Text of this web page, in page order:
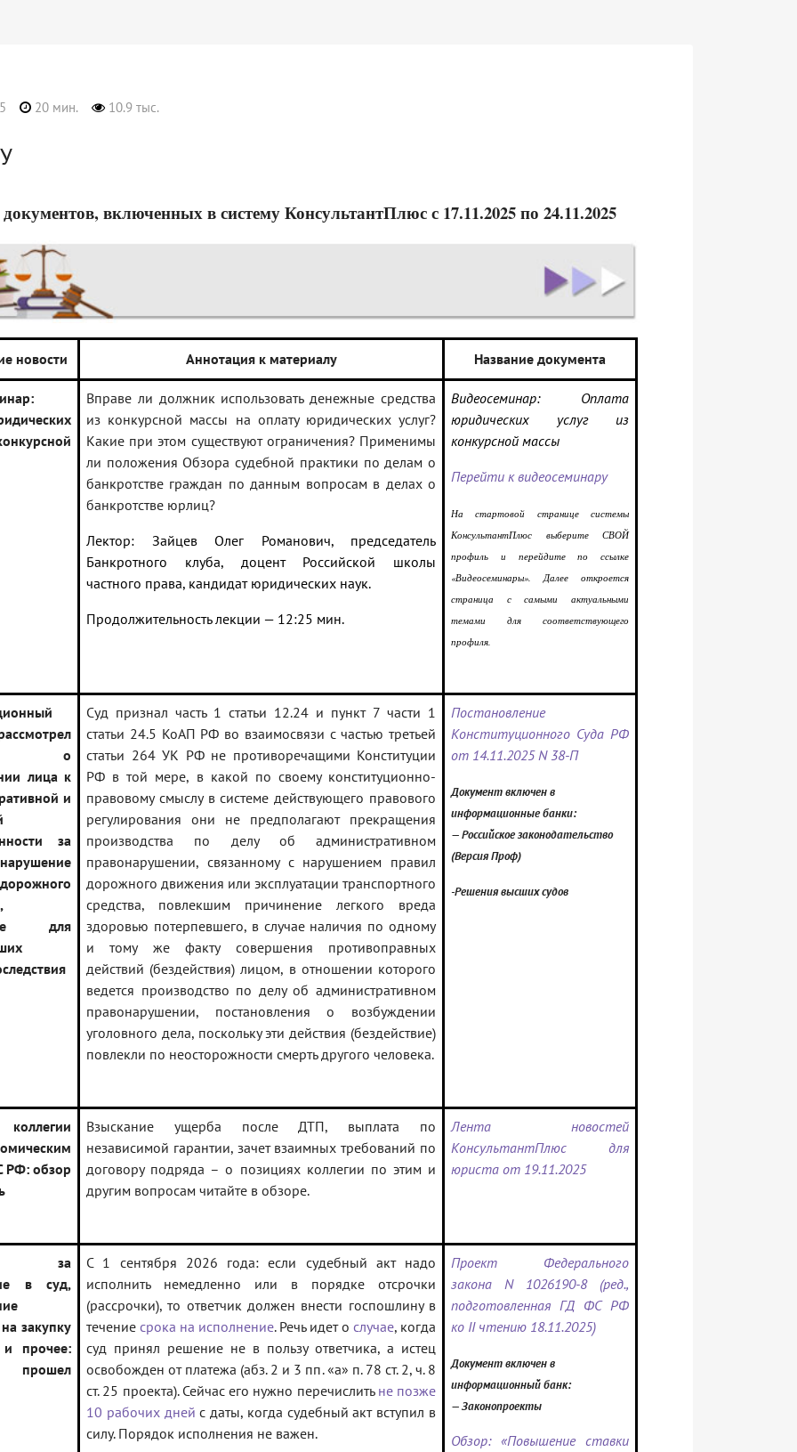
20 мин. 10.9 тыс.
включенных в систему КонсультантПлюс с 17.11.2025 по 24.11.2025
новости Аннотация к материалу Название документа
Вправе ли должник использовать денежные средства
из конкурсной массы на оплату юридических услуг?
Какие при этом существуют ограничения? Применимы
ли положения Обзора судебной практики по делам о
банкротстве граждан по данным вопросам в делах о
банкротстве юрлиц?
Лектор: Зайцев Олег Романович, председатель
Банкротного клуба, доцент Российской школы
частного права, кандидат юридических наук.
Продолжительность лекции — 12:25 мин.
Видеосеминар: Оплата
юридических услуг из
конкурсной массы
Перейти к видеосеминару
На стартовой странице системы
КонсультантПлюс выберите СВОЙ
профиль и перейдите по ссылке
«Видеосеминары». Далее откроется
страница с самыми актуальными
темами для соответствующего
профиля.
о
лица к
и
за
для
Суд признал часть 1 статьи 12.24 и пункт 7 части 1
статьи 24.5 КоАП РФ во взаимосвязи с частью третьей
статьи 264 УК РФ не противоречащими Конституции
РФ в той мере, в какой по своему конституционно-
правовому смыслу в системе действующего правового
регулирования они не предполагают прекращения
производства по делу об административном
правонарушении, связанному с нарушением правил
дорожного движения или эксплуатации транспортного
средства, повлекшим причинение легкого вреда
здоровью потерпевшего, в случае наличия по одному
и тому же факту совершения противоправных
действий (бездействия) лицом, в отношении которого
ведется производство по делу об административном
правонарушении, постановления о возбуждении
уголовного дела, поскольку эти действия (бездействие)
повлекли по неосторожности смерть другого человека.
Постановление
Конституционного Суда РФ
от 14.11.2025 N 38-П
Документ включен в
информационные банки:
— Российское законодательство
(Версия Проф)
-Решения высших судов
коллегии
РФ: обзор
Взыскание ущерба после ДТП, выплата по
независимой гарантии, зачет взаимных требований по
договору подряда – о позициях коллегии по этим и
другим вопросам читайте в обзоре.
Лента новостей
КонсультантПлюс для
юриста от 19.11.2025
за
в суд,
закупку
и прочее:
прошел
С 1 сентября 2026 года: если судебный акт надо
исполнить немедленно или в порядке отсрочки
(рассрочки), то ответчик должен внести госпошлину в
течение срока на исполнение. Речь идет о случае, когда
суд принял решение не в пользу ответчика, а истец
освобожден от платежа (абз. 2 и 3 пп. «а» п. 78 ст. 2, ч. 8
ст. 25 проекта). Сейчас его нужно перечислить не позже
10 рабочих дней с даты, когда судебный акт вступил в
силу. Порядок исполнения не важен.
Проект Федерального
закона N 1026190-8 (ред.,
подготовленная ГД ФС РФ
ко II чтению 18.11.2025)
Документ включен в
информационный банк:
— Законопроекты
Обзор: «Повышение ставки